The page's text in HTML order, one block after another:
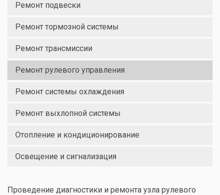
Ремонт подвески
Ремонт тормозной системы
Ремонт трансмиссии
Ремонт рулевого управления
Ремонт системы охлаждения
Ремонт выхлопной системы
Отопление и кондиционирование
Освещение и сигнализация
Проведение диагностики и ремонта узла рулевого